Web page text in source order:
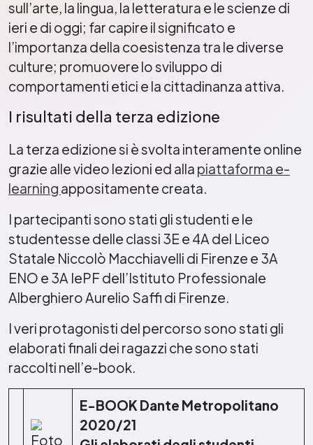
sull’arte, la lingua, la letteratura e le scienze di
ieri e di oggi; far capire il significato e
l’importanza della coesistenza tra le diverse
culture; promuovere lo sviluppo di
comportamenti etici e la cittadinanza attiva.
I risultati della terza edizione
La terza edizione si è svolta interamente online
grazie alle video lezioni ed alla piattaforma e-
learning appositamente creata.
I partecipanti sono stati gli studenti e le
studentesse delle classi 3E e 4A del Liceo
Statale Niccolò Macchiavelli di Firenze e 3A
ENO e 3A IePF dell’Istituto Professionale
Alberghiero Aurelio Saffi di Firenze.
I veri protagonisti del percorso sono stati gli
elaborati finali dei ragazzi che sono stati
raccolti nell’e-book.
E-BOOK Dante Metropolitano
2020/21